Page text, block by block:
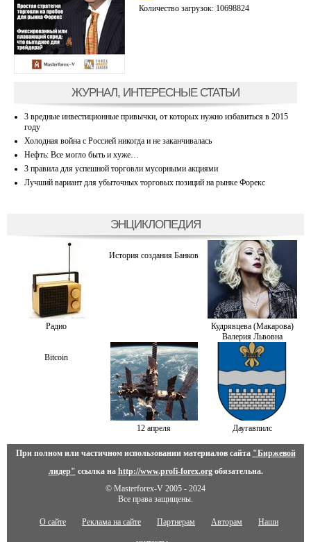
Количество загрузок: 10698824
ЖУРНАЛ, ИНТЕРЕСНЫЕ СТАТЬИ
3 вредные инвестиционные привычки, от которых нужно избавиться в 2015
году
Холодная война с Россией никогда и не заканчивалась
Нефть: Все могло быть и хуже…
3 правила для успешной торговли мусорными акциями
Лучший вариант для убыточных торговых позиций на рынке Форекс
ЭНЦИКЛОПЕДИЯ
Радио
История создания Банков
Кудрявцева (Макарова)
Валерия Львовна
Bitcoin
12 апреля Даугавпилс
При полном или частичном использовании материалов сайта "Биржевой
лидер" ссылка на http://www.profi-forex.orgобязательна.
© Masterforex-V 2005 - 2024
Все права защищены.
О сайте Реклама на сайте Партнерам Авторам Наши